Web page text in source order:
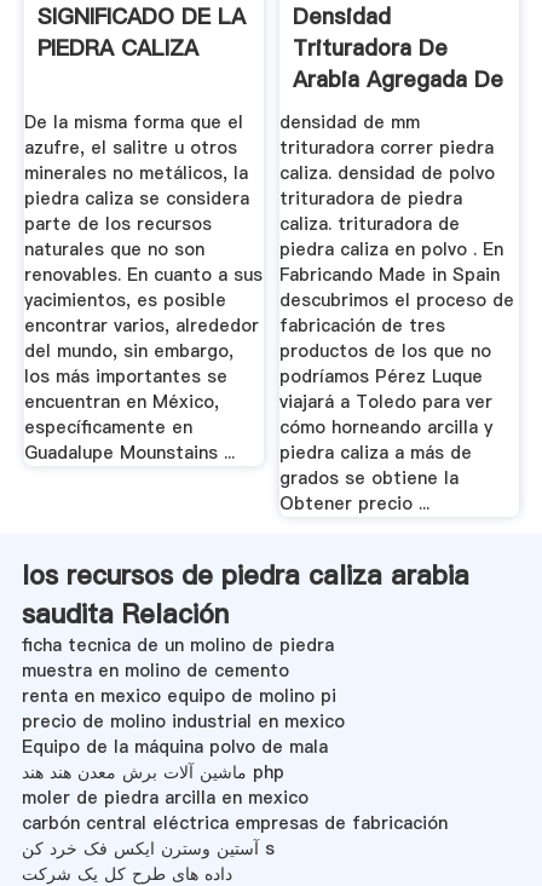
SIGNIFICADO DE LA
PIEDRA CALIZA
De la misma forma que el
azufre, el salitre u otros
minerales no metálicos, la
piedra caliza se considera
parte de los recursos
naturales que no son
renovables. En cuanto a sus
yacimientos, es posible
encontrar varios, alrededor
del mundo, sin embargo,
los más importantes se
encuentran en México,
específicamente en
Guadalupe Mounstains ...
Densidad
Trituradora De
Arabia Agregada De
Piedra De 10 Mm
densidad de mm
trituradora correr piedra
caliza. densidad de polvo
trituradora de piedra
caliza. trituradora de
piedra caliza en polvo . En
Fabricando Made in Spain
descubrimos el proceso de
fabricación de tres
productos de los que no
podríamos Pérez Luque
viajará a Toledo para ver
cómo horneando arcilla y
piedra caliza a más de
grados se obtiene la
Obtener precio ...
los recursos de piedra caliza arabia
saudita Relación
ficha tecnica de un molino de piedra
muestra en molino de cemento
renta en mexico equipo de molino pi
precio de molino industrial en mexico
Equipo de la máquina polvo de mala
ماشین آلات برش معدن هند هند php
moler de piedra arcilla en mexico
carbón central eléctrica empresas de fabricación
آستین وسترن ایکس فک خرد کن s
داده های طرح کل یک شرکت